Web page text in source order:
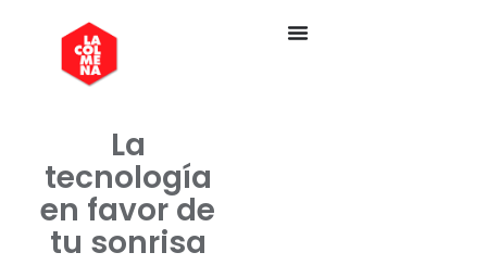
La
tecnología
en favor de
tu sonrisa